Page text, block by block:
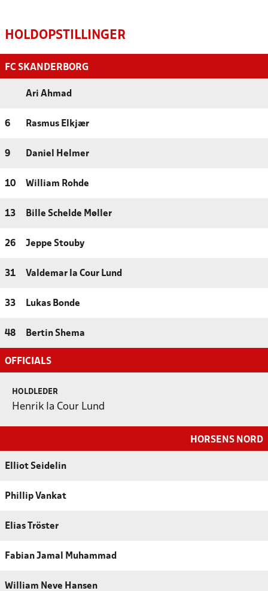
HOLDOPSTILLINGER
FC SKANDERBORG
Ari Ahmad
6 Rasmus Elkjær
9 Daniel Helmer
10 William Rohde
13 Bille Schelde Møller
26 Jeppe Stouby
31 Valdemar la Cour Lund
33 Lukas Bonde
48 Bertin Shema
OFFICIALS
HOLDLEDER
Henrik la Cour Lund
HORSENS NORD
Elliot Seidelin
Phillip Vankat
Elias Tröster
Fabian Jamal Muhammad
William Neve Hansen